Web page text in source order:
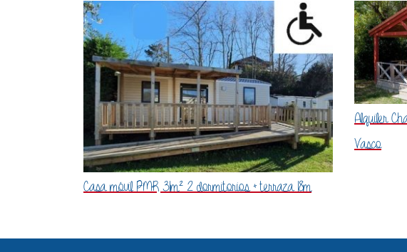
Casa móvil PMR 31m² 2 dormitorios + terraza 18m
Alquiler
Vasco